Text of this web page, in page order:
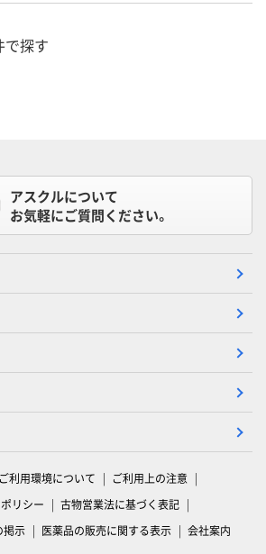
で探す
アスクルについて
お気軽にご質問ください。
ご利用環境について
ご利用上の注意
リシー
古物営業法に基づく表記
掲示
医薬品の販売に関する表示 会社案内